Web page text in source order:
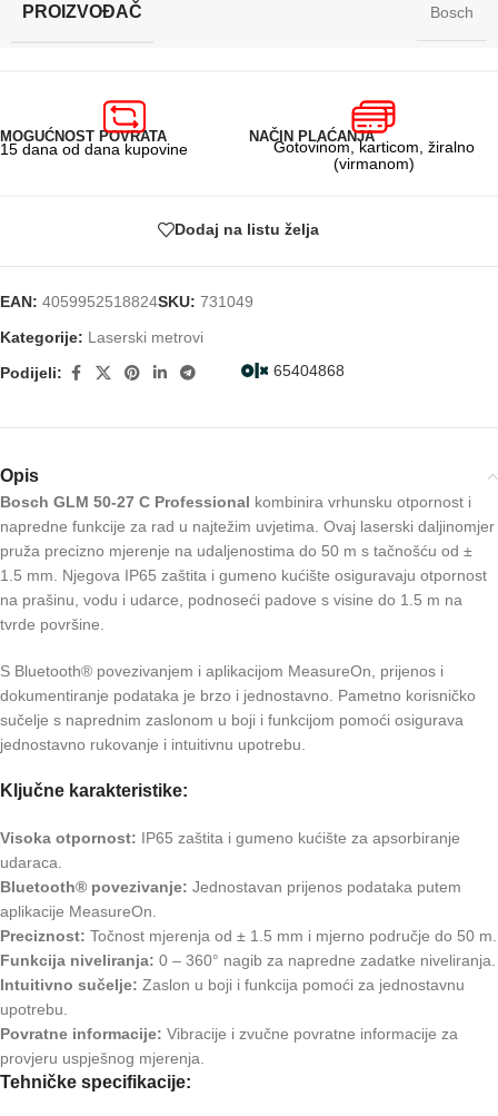
PROIZVOĐAČ Bosch
MOGUĆNOST POVRATA
15 dana od dana kupovine
NAČIN PLAĆANJA
Gotovinom, karticom, žiralno
(virmanom)
Dodaj na listu želja
EAN: 4059952518824SKU: 731049
Kategorije: Laserski metrovi
65404868
Podijeli:
Opis
Bosch GLM 50-27 C Professional kombinira vrhunsku otpornost i
napredne funkcije za rad u najtežim uvjetima. Ovaj laserski daljinomjer
pruža precizno mjerenje na udaljenostima do 50 m s tačnošću od ±
1.5 mm. Njegova IP65 zaštita i gumeno kućište osiguravaju otpornost
na prašinu, vodu i udarce, podnoseći padove s visine do 1.5 m na
tvrde površine.
S Bluetooth® povezivanjem i aplikacijom MeasureOn, prijenos i
dokumentiranje podataka je brzo i jednostavno. Pametno korisničko
sučelje s naprednim zaslonom u boji i funkcijom pomoći osigurava
jednostavno rukovanje i intuitivnu upotrebu.
Ključne karakteristike:
Visoka otpornost: IP65 zaštita i gumeno kućište za apsorbiranje
udaraca.
Bluetooth® povezivanje: Jednostavan prijenos podataka putem
aplikacije MeasureOn.
Preciznost: Točnost mjerenja od ± 1.5 mm i mjerno područje do 50 m.
Funkcija niveliranja: 0 – 360° nagib za napredne zadatke niveliranja.
Intuitivno sučelje: Zaslon u boji i funkcija pomoći za jednostavnu
upotrebu.
Povratne informacije: Vibracije i zvučne povratne informacije za
provjeru uspješnog mjerenja.
Tehničke specifikacije: